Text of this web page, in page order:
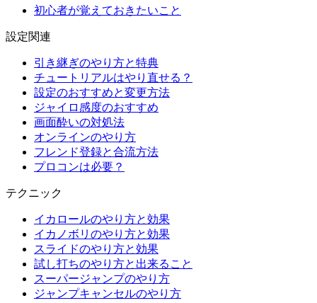
初心者が覚えておきたいこと
設定関連
引き継ぎのやり方と特典
チュートリアルはやり直せる？
設定のおすすめと変更方法
ジャイロ感度のおすすめ
画面酔いの対処法
オンラインのやり方
フレンド登録と合流方法
プロコンは必要？
テクニック
イカロールのやり方と効果
イカノボリのやり方と効果
スライドのやり方と効果
試し打ちのやり方と出来ること
スーパージャンプのやり方
ジャンプキャンセルのやり方